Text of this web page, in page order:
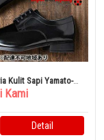
Kulit Sapi Yamato-
Bisnis YAP601
Kami
Detail